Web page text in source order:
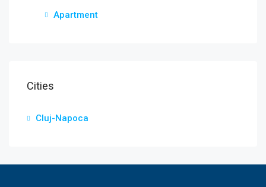
Apartment
Cities
Cluj-Napoca